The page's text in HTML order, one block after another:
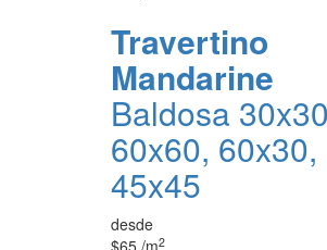
Travertino
Mandarine
Baldosa
60x60, 60x30,
45x45
desde
$65 /m2